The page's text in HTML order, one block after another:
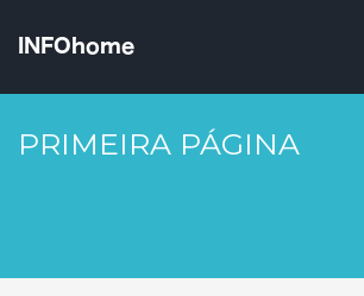
PRIMEIRA PÁGINA